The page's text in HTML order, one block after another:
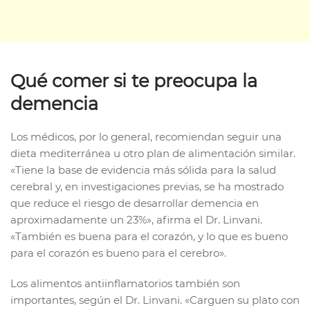
Qué comer si te preocupa la
demencia
Los médicos, por lo general, recomiendan seguir una
dieta mediterránea u otro plan de alimentación similar.
«Tiene la base de evidencia más sólida para la salud
cerebral y, en investigaciones previas, se ha mostrado
que reduce el riesgo de desarrollar demencia en
aproximadamente un 23%», afirma el Dr. Linvani.
«También es buena para el corazón, y lo que es bueno
para el corazón es bueno para el cerebro».
Los alimentos antiinflamatorios también son
importantes, según el Dr. Linvani. «Carguen su plato con